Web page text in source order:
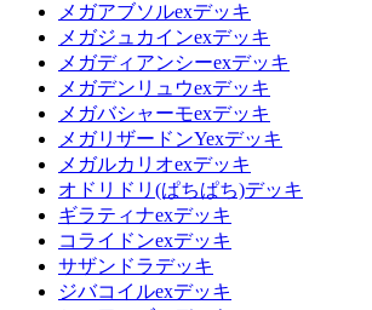
メガアブソルexデッキ
メガジュカインexデッキ
メガディアンシーexデッキ
メガデンリュウexデッキ
メガバシャーモexデッキ
メガリザードンYexデッキ
メガルカリオexデッキ
オドリドリ(ぱちぱち)デッキ
ギラティナexデッキ
コライドンexデッキ
サザンドラデッキ
ジバコイルexデッキ